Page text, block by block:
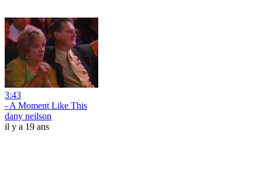
3:43
- A Moment Like This
dany neilson
il y a 19 ans